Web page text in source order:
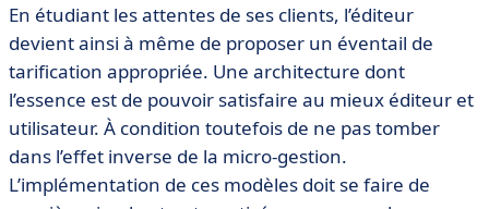
En étudiant les attentes de ses clients, l’éditeur
devient ainsi à même de proposer un éventail de
tarification appropriée. Une architecture dont
l’essence est de pouvoir satisfaire au mieux éditeur et
utilisateur. À condition toutefois de ne pas tomber
dans l’effet inverse de la micro-gestion.
L’implémentation de ces modèles doit se faire de